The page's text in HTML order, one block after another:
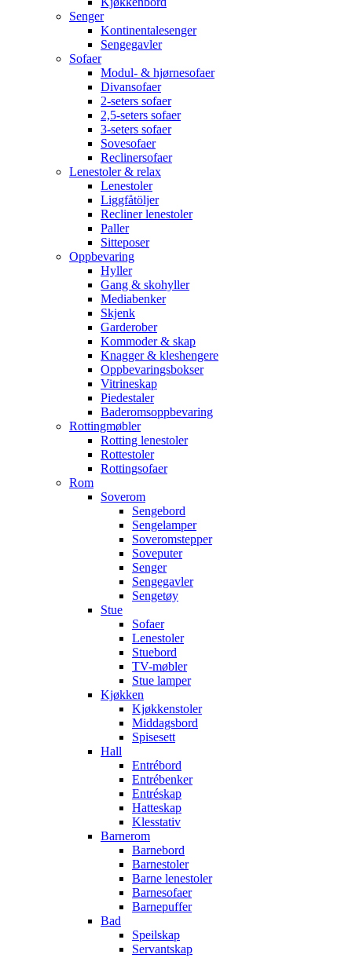
Senger
Kontinentalesenger
Sengegavler
Sofaer
Modul- & hjørnesofaer
Divansofaer
2-seters sofaer
2,5-seters sofaer
3-seters sofaer
Sovesofaer
Reclinersofaer
Lenestoler & relax
Lenestoler
Liggfåtöljer
Recliner lenestoler
Paller
Sitteposer
Oppbevaring
Hyller
Gang & skohyller
Mediabenker
Skjenk
Garderober
Kommoder & skap
Knagger & kleshengere
Oppbevaringsbokser
Vitrineskap
Piedestaler
Baderomsoppbevaring
Rottingmøbler
Rotting lenestoler
Rottestoler
Rottingsofaer
Rom
Soverom
Sengebord
Sengelamper
Soveromstepper
Soveputer
Senger
Sengegavler
Sengetøy
Stue
Sofaer
Lenestoler
Stuebord
TV-møbler
Stue lamper
Kjøkken
Kjøkkenstoler
Middagsbord
Spisesett
Hall
Entrébord
Entrébenker
Entréskap
Hatteskap
Klesstativ
Barnerom
Barnebord
Barnestoler
Barne lenestoler
Barnesofaer
Barnepuffer
Bad
Speilskap
Servantskap